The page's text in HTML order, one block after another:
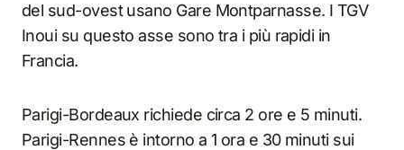
del sud-ovest usano Gare Montparnasse. I TGV
Inoui su questo asse sono tra i più rapidi in
Francia.
Parigi-Bordeaux richiede circa 2 ore e 5 minuti.
Parigi-Rennes è intorno a 1 ora e 30 minuti sui